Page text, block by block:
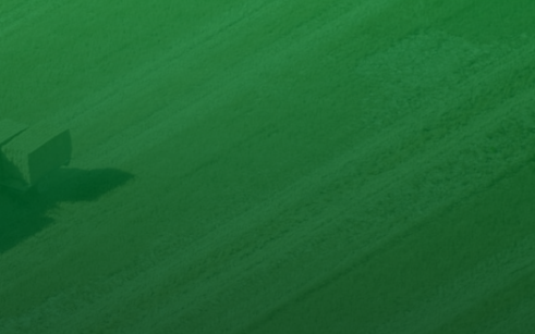
und mit max. 10 Zutaten.